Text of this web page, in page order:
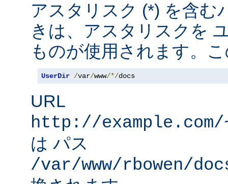
アスタリスク (*) を含む
きは、アスタリスクを
ものが使用されます。
UserDir /var/www/*/docs
URL
http://
は パス
/var/www/rbowen/